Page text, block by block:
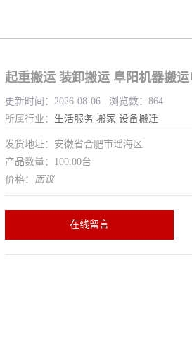
起重搬运 装卸搬运 阜阳机器搬
更新时间：2026-08-06 浏览数：864
所属行业： 生活服务 搬家 设备搬迁
发货地址：安徽省合肥市瑶海区
产品数量：100.00台
价格： 面议
在线留言